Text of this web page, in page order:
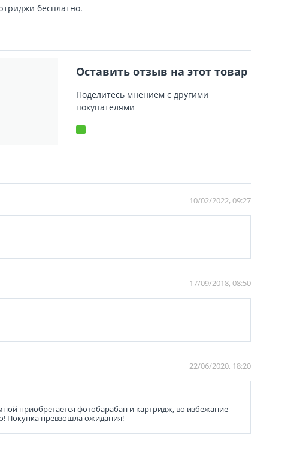
бесплатно.
Оставить отзыв на этот товар
Поделитесь мнением с другими
покупателями
10/02/2022, 09:27
17/09/2018, 08:50
22/06/2020, 18:20
приобретается фотобарабан и картридж, во избежание
Покупка превзошла ожидания!